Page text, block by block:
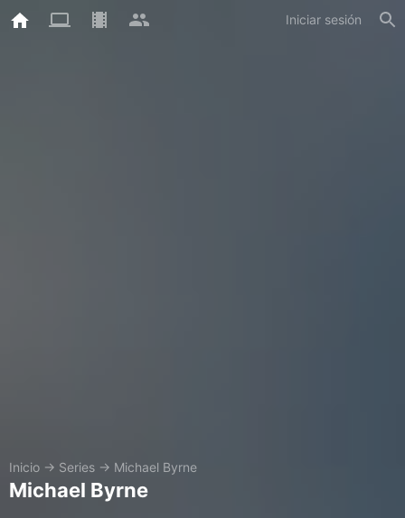
Iniciar sesión
Inicio → Series → Michael Byrne
Michael Byrne